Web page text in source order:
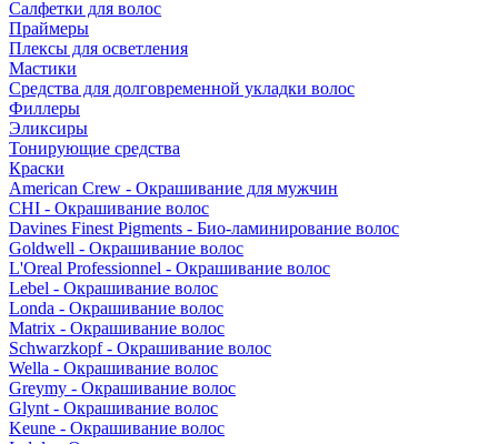
Салфетки для волос
Праймеры
Плексы для осветления
Мастики
Средства для долговременной укладки волос
Филлеры
Эликсиры
Тонирующие средства
Краски
American Crew - Окрашивание для мужчин
CHI - Окрашивание волос
Davines Finest Pigments - Био-ламинирование волос
Goldwell - Окрашивание волос
L'Oreal Professionnel - Окрашивание волос
Lebel - Окрашивание волос
Londa - Окрашивание волос
Matrix - Окрашивание волос
Schwarzkopf - Окрашивание волос
Wella - Окрашивание волос
Greymy - Окрашивание волос
Glynt - Окрашивание волос
Keune - Окрашивание волос